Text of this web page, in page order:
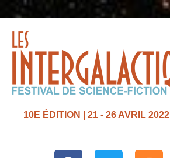
10E ÉDITION | 21 - 26 AVRIL 2022